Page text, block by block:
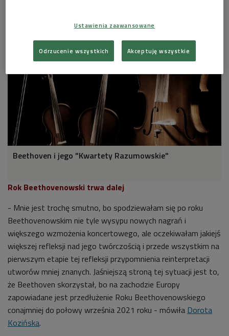
Beethoven i jego "Kwartety Razumowskie"
Rok Beethovenowski trwa dalej
- Mnie jest trochę smutno, bo spodziewałam się po roku
Beethovenowskim nie tyle wysypu nowych nagrań i
większego wzmożenia koncertowego, ale oczekiwałam jakiejś
większej refleksji nad jego twórczością i przede wszystkim na
pierwszym etapie tej refleksji przypomnienia reinterpretacji
utworów mniej znanych. Jaśniejszą stroną tej sytuacji jest to,
że Beethoven skorzystał, bo na zachodzie Europy
zapowiadane jest przedłużenie Roku Beethovenowskiego
conajmniej do połowy września 2021 roku - mówiła Dorota
Kozińska.
Ustawienia zaawansowane
Odrzucenie wszystkich Akceptuję wszystkie